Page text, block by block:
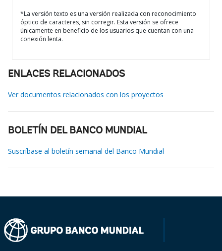
*La versión texto es una versión realizada con reconocimiento
óptico de caracteres, sin corregir. Esta versión se ofrece
únicamente en beneficio de los usuarios que cuentan con una
conexión lenta.
ENLACES RELACIONADOS
Ver documentos relacionados con los proyectos
BOLETÍN DEL BANCO MUNDIAL
Suscríbase al boletín semanal del Banco Mundial